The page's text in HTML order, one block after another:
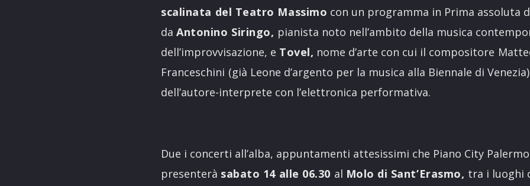
scalinata del Teatro Massimo con un programma in Prima assoluta
daAntonino Siringo, pianista noto nell’ambito della musica
dell’improvvisazione, e Tovel, nome d’arte con cui il compositore
Franceschini (già Leone d’argento per la musica alla Biennale di Venezia)
dell’autore-interprete con l’elettronica performativa.
Due i concerti all’alba, appuntamenti attesissimi che Piano City
presenterà sabato 14 alle 06.30 al Molo di Sant’Erasmo, tra i luoghi